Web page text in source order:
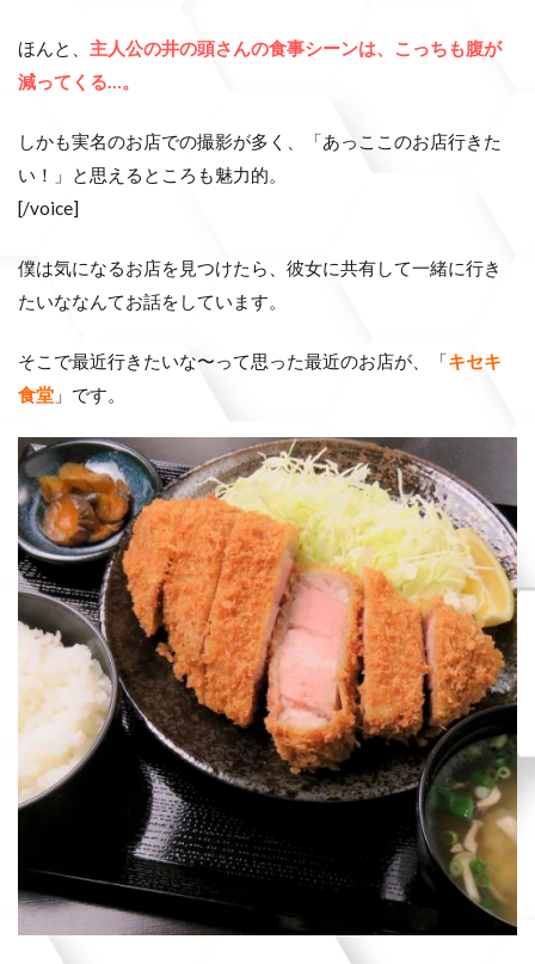
ほんと、 主人公の井の頭さんの食事シーンは、こっちも腹が
減ってくる…。
しかも実名のお店での撮影が多く、「あっここのお店行きた
い！」と思えるところも魅力的。
[/voice]
僕は気になるお店を見つけたら、彼女に共有して一緒に行き
たいななんてお話をしています。
そこで最近行きたいな〜って思った最近のお店が、「キセキ
食堂 」です。